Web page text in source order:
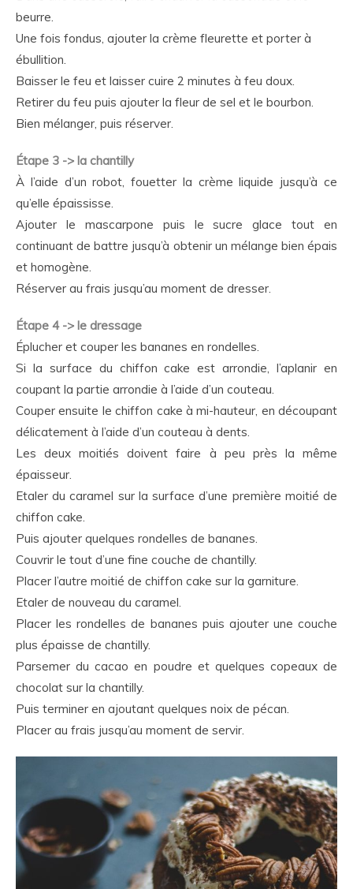
beurre.
Une fois fondus, ajouter la crème fleurette et porter à
ébullition.
Baisser le feu et laisser cuire 2 minutes à feu doux.
Retirer du feu puis ajouter la fleur de sel et le bourbon.
Bien mélanger, puis réserver.
Étape 3 -> la chantilly
À l’aide d’un robot, fouetter la crème liquide jusqu’à ce
qu’elle épaississe.
Ajouter le mascarpone puis le sucre glace tout en
continuant de battre jusqu’à obtenir un mélange bien épais
et homogène.
Réserver au frais jusqu’au moment de dresser.
Étape 4 -> le dressage
Éplucher et couper les bananes en rondelles.
Si la surface du chiffon cake est arrondie, l’aplanir en
coupant la partie arrondie à l’aide d’un couteau.
Couper ensuite le chiffon cake à mi-hauteur, en découpant
délicatement à l’aide d’un couteau à dents.
Les deux moitiés doivent faire à peu près la même
épaisseur.
Etaler du caramel sur la surface d’une première moitié de
chiffon cake.
Puis ajouter quelques rondelles de bananes.
Couvrir le tout d’une fine couche de chantilly.
Placer l’autre moitié de chiffon cake sur la garniture.
Etaler de nouveau du caramel.
Placer les rondelles de bananes puis ajouter une couche
plus épaisse de chantilly.
Parsemer du cacao en poudre et quelques copeaux de
chocolat sur la chantilly.
Puis terminer en ajoutant quelques noix de pécan.
Placer au frais jusqu’au moment de servir.